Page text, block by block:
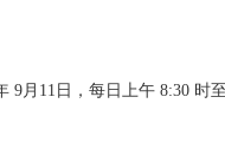
9月11日，每日上午 8:30